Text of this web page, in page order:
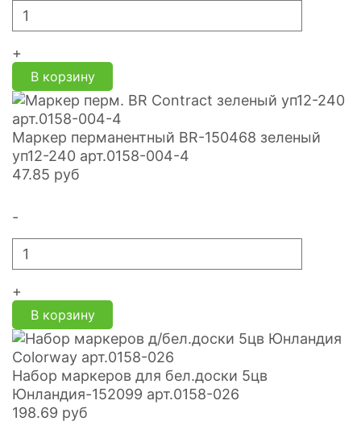
+
В корзину
Маркер перманентный BR-150468 зеленый
уп12-240 арт.0158-004-4
47.85 руб
-
+
В корзину
Набор маркеров для бел.доски 5цв
Юнландия-152099 арт.0158-026
198.69 руб